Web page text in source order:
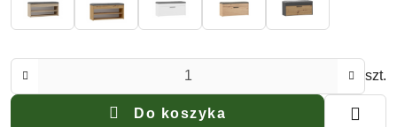
szt.
Do koszyka